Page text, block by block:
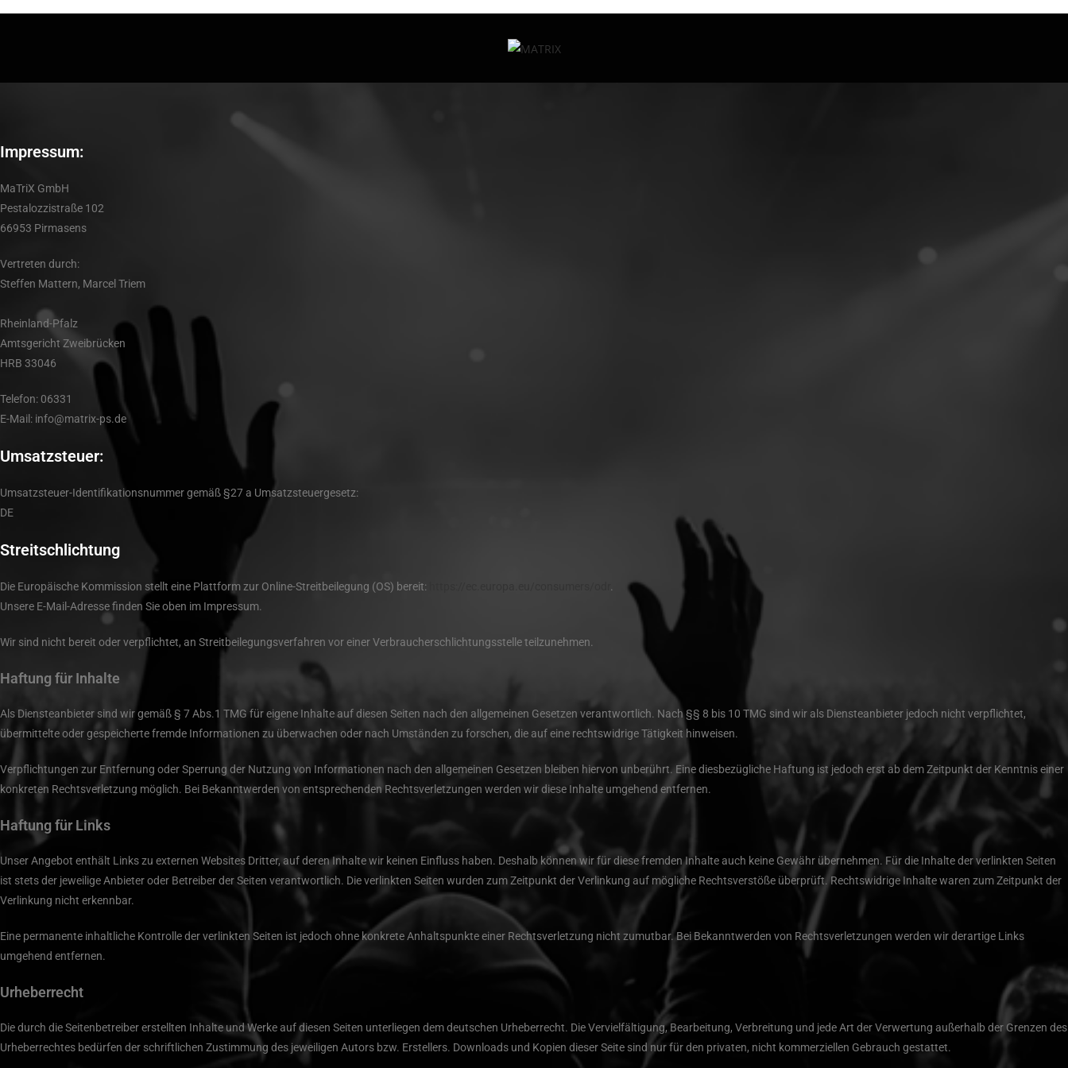
Impressum:
MaTriX GmbH
Pestalozzistraße 102
66953 Pirmasens
Vertreten durch:
Steffen Mattern, Marcel Triem
Rheinland-Pfalz
Amtsgericht Zweibrücken
HRB 33046
Telefon: 06331
E-Mail: info@matrix-ps.de
Umsatzsteuer:
Umsatzsteuer-Identifikationsnummer gemäß §27 a Umsatzsteuergesetz:
DE
Streitschlichtung
Die Europäische Kommission stellt eine Plattform zur Online-Streitbeilegung (OS) bereit:
Unsere E-Mail-Adresse finden Sie oben im Impressum.
Wir sind nicht bereit oder verpflichtet, an Streitbeilegungsverfahren vor einer Verbraucherschlichtungsstelle teilzunehmen.
Haftung für Inhalte
Als Diensteanbieter sind wir gemäß § 7 Abs.1 TMG für eigene Inhalte auf diesen Seiten nach den allgemeinen Gesetzen verantwortlich. Nach §§ 8 bis 10 TMG sind wir als Diensteanbieter jedoch nicht verpflichtet,
übermittelte oder gespeicherte fremde Informationen zu überwachen oder nach Umständen zu forschen, die auf eine rechtswidrige Tätigkeit hinweisen.
Verpflichtungen zur Entfernung oder Sperrung der Nutzung von Informationen nach den allgemeinen Gesetzen bleiben hiervon unberührt. Eine diesbezügliche Haftung ist jedoch erst ab dem Zeitpunkt der Kenntnis einer
konkreten Rechtsverletzung möglich. Bei Bekanntwerden von entsprechenden Rechtsverletzungen werden wir diese Inhalte umgehend entfernen.
Haftung für Links
Unser Angebot enthält Links zu externen Websites Dritter, auf deren Inhalte wir keinen Einfluss haben. Deshalb können wir für diese fremden Inhalte auch keine Gewähr übernehmen. Für die Inhalte der verlinkten Seiten
ist stets der jeweilige Anbieter oder Betreiber der Seiten verantwortlich. Die verlinkten Seiten wurden zum Zeitpunkt der Verlinkung auf mögliche Rechtsverstöße überprüft. Rechtswidrige Inhalte waren zum Zeitpunkt der
Verlinkung nicht erkennbar.
Eine permanente inhaltliche Kontrolle der verlinkten Seiten ist jedoch ohne konkrete Anhaltspunkte einer Rechtsverletzung nicht zumutbar. Bei Bekanntwerden von Rechtsverletzungen werden wir derartige Links
umgehend entfernen.
Urheberrecht
Die durch die Seitenbetreiber erstellten Inhalte und Werke auf diesen Seiten unterliegen dem deutschen Urheberrecht. Die Vervielfältigung, Bearbeitung, Verbreitung und jede Art der Verwertung außerhalb der Grenzen des
Urheberrechtes bedürfen der schriftlichen Zustimmung des jeweiligen Autors bzw. Erstellers. Downloads und Kopien dieser Seite sind nur für den privaten, nicht kommerziellen Gebrauch gestattet.